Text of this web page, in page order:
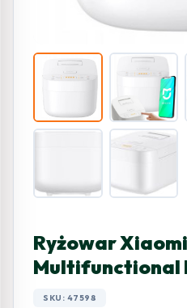
Ryżowar
Multifunctional
SKU: 47598